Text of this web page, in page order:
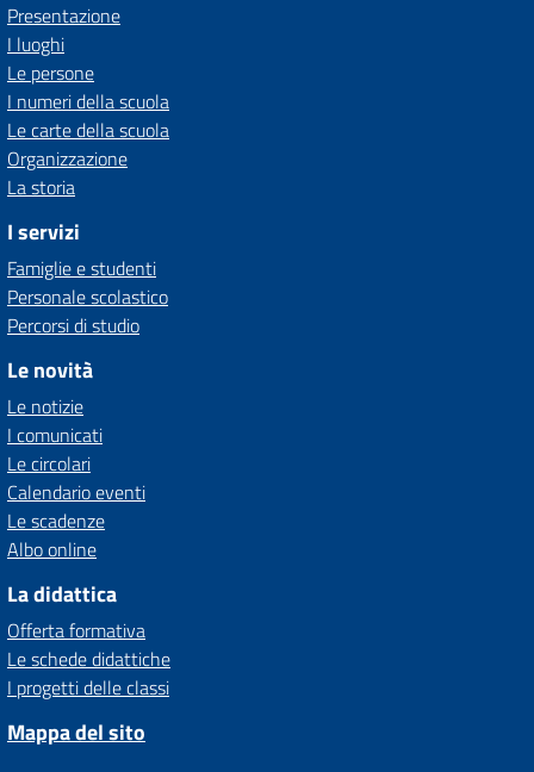
Presentazione
I luoghi
Le persone
I numeri della scuola
Le carte della scuola
Organizzazione
La storia
I servizi
Famiglie e studenti
Personale scolastico
Percorsi di studio
Le novità
Le notizie
I comunicati
Le circolari
Calendario eventi
Le scadenze
Albo online
La didattica
Offerta formativa
Le schede didattiche
I progetti delle classi
Mappa del sito